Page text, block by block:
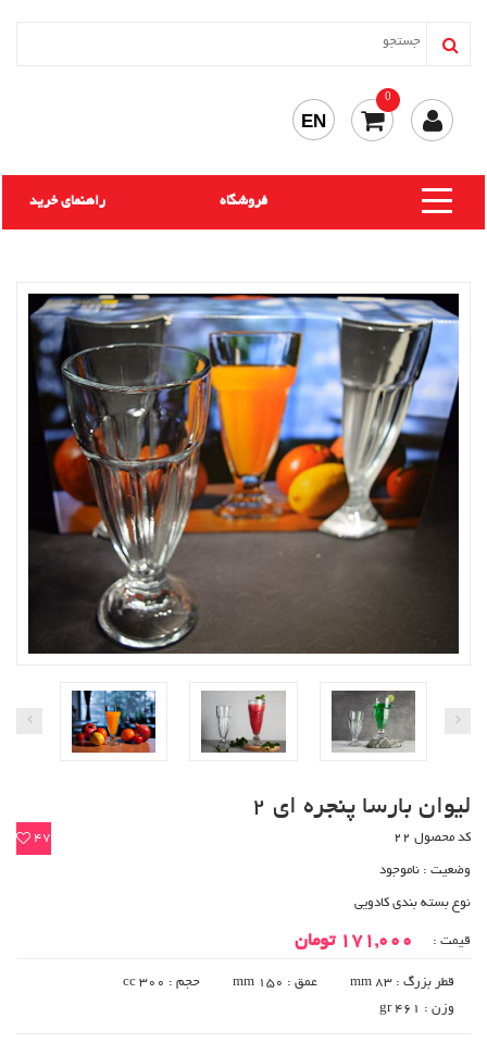
0
EN
راهنمای خرید فروشگاه
لیوان بارسا پنجره ای 2
47 کد محصول 22
وضعیت : ناموجود
نوع بسته بندی کادویی
قیمت : 171,000 تومان
قطر بزرگ : 83 mm عمق : 150 mm
حجم : 300 cc
وزن : 461 gr